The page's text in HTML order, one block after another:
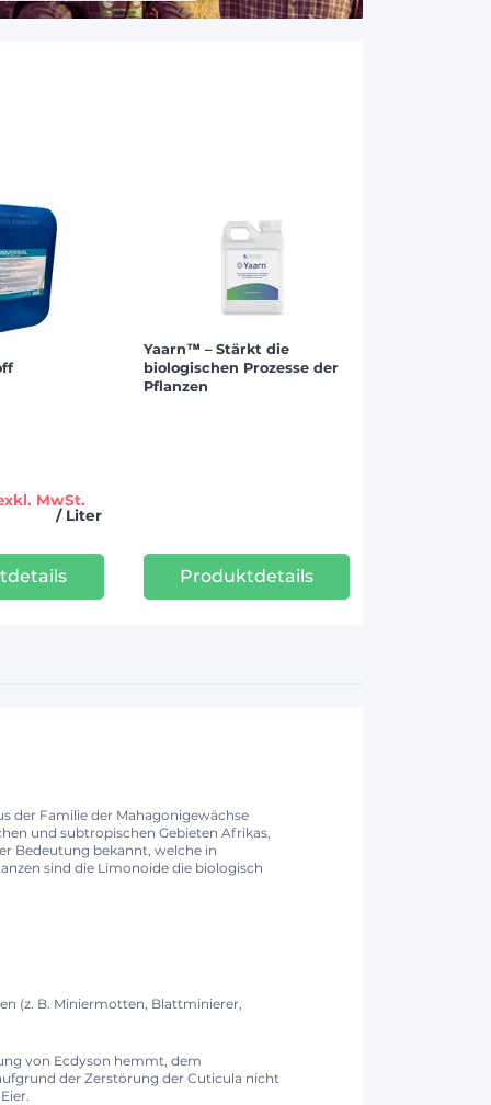
MwSt.
/ Liter
Yaarn™ – Stärkt die
biologischen Prozesse der
Pflanzen
Produktdetails
der Familie der Mahagonigewächse
und subtropischen Gebieten Afrikas,
Bedeutung bekannt, welche in
sind die Limonoide die biologisch
(z. B. Miniermotten, Blattminierer,
von Ecdyson hemmt, dem
der Zerstörung der Cuticula nicht